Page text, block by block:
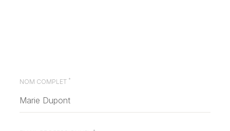
NOM COMPLET *